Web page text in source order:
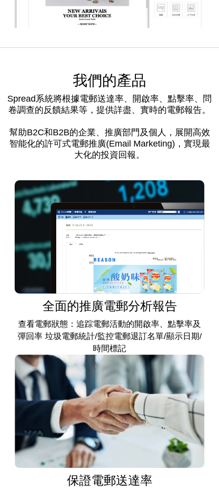
我們的產品
Spread系統將根據電郵送達率、開啟率、點擊率、問
卷調查的反饋結果等，提供詳盡、實時的電郵報告。
幫助B2C和B2B的企業、推廣部門及個人，展開高效
智能化的許可式電郵推廣(Email Marketing)，實現最
大化的投資回報。
全面的推廣電郵分析報告
查看電郵狀態：追踪電郵活動的開啟率、點擊率及
彈回率 垃圾電郵統計/監控電郵退訂名單/顯示日期/
時間標記
保證電郵送達率